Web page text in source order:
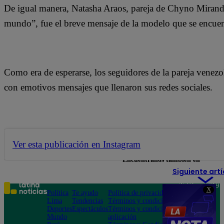
X
De igual manera, Natasha Araos, pareja de Chyno
mundo”, fue el breve mensaje de la modelo que se
Como era de esperarse, los seguidores de la pareja
con emotivos mensajes que llenaron sus redes sociales.
Ver esta publicación en Instagram
Siguiente
Encuéntranos también en
Política
Lima
Deportes
Mundo
Te ayudo
Tendencias
Espectáculos
Política de privacidad
Términos y condiciones
Términos y condiciones
aplicación
Teléfono: 219
Av. San
Felipe 968
Jesús María